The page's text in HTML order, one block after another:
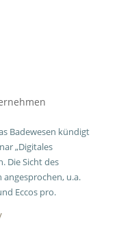
Badewesen kündigt
„Digitales
Die Sicht des
angesprochen, u.a.
Eccos pro.